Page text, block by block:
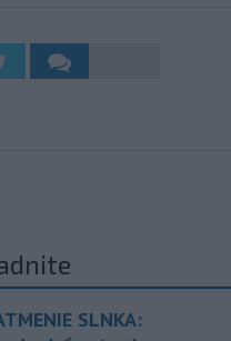
SLNKA: